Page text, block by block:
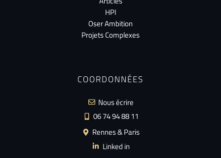
HPI
Oser Ambition
Projets Complexes
COORDONNÉES
Nous écrire
06 74 94 88 11
Rennes & Paris
Linked in